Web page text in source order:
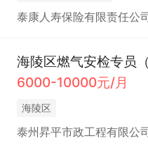
泰康人寿保险有限责任公
海陵区燃气安检专员
6000-10000元/月
海陵区
泰州昇平市政工程有限公